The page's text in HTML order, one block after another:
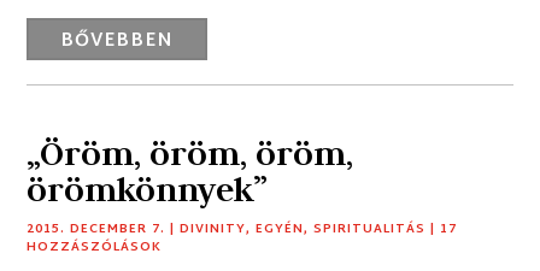
BŐVEBBEN
„Öröm, öröm, öröm,
örömkönnyek”
2015. DECEMBER 7. |DIVINITY,EGYÉN,SPIRITUALITÁS | 17
HOZZÁSZÓLÁSOK